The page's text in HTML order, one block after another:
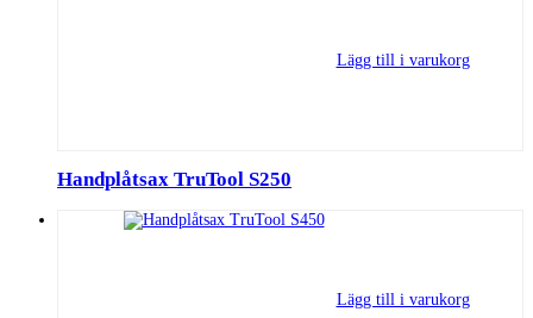
Lägg till i varukorg
Handplåtsax TruTool S250
Lägg till i varukorg